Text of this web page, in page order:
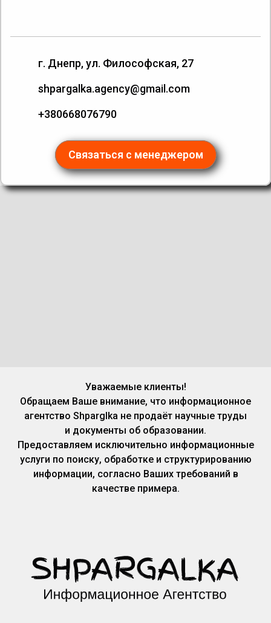
г. Днепр, ул. Философская, 27
shpargalka.agency@gmail.com
+380668076790
Связаться с менеджером
Уважаемые клиенты!
Обращаем Ваше внимание, что информационное
агентство Shparglka не продаёт научные труды
и документы об образовании.
Предоставляем исключительно информационные
услуги по поиску, обработке и структурированию
информации, согласно Ваших требований в
качестве примера.